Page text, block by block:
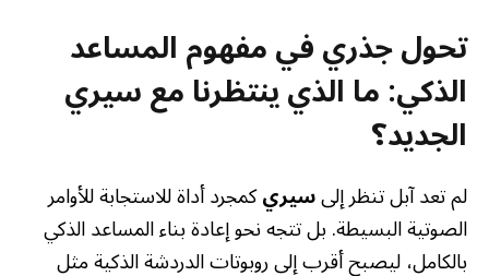
تحول جذري في مفهوم المساعد
الذكي: ما الذي ينتظرنا مع سيري
الجديد؟
لم تعد آبل تنظر إلىسيريكمجرد أداة للاستجابة للأوامر
الصوتية البسيطة. بل تتجه نحو إعادة بناء المساعد الذكي
بالكامل، ليصبح أقرب إلى روبوتات الدردشة الذكية مثل